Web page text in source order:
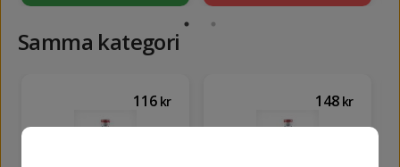
Samma kategori
116 kr 148 kr